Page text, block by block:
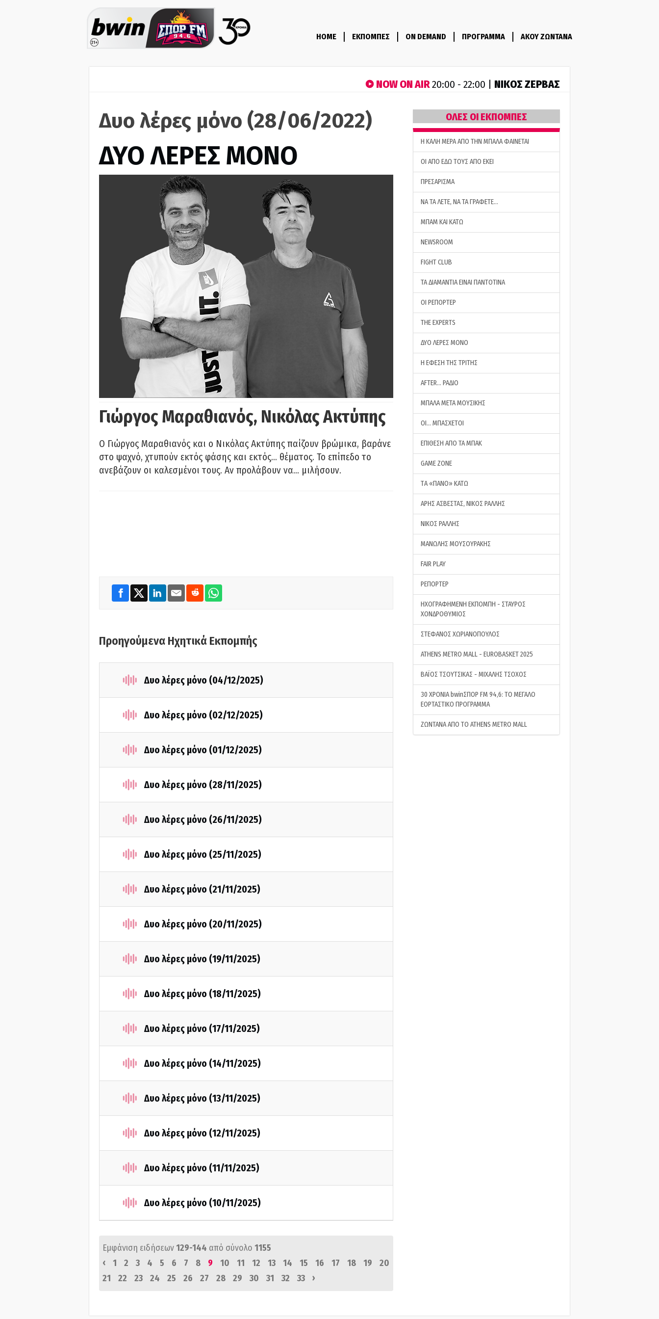
HOME ΕΚΠΟΜΠΕΣ ON DEMAND ΠΡΟΓΡΑΜΜΑ ΑΚΟΥ ΖΩΝΤΑΝΑ
NOW ON AIR20:00 - 22:00 | ΝΙΚΟΣ ΖΕΡΒΑΣ
Δυο λέρες μόνο (28/06/2022)
ΔΥΟ ΛΕΡΕΣ ΜΟΝΟ
Γιώργος Μαραθιανός, Νικόλας Ακτύπης
Ο Γιώργος Μαραθιανός και ο Νικόλας Ακτύπης παίζουν βρώμικα, βαράνε
στο ψαχνό, χτυπούν εκτός φάσης και εκτός… θέματος. Το επίπεδο το
ανεβάζουν οι καλεσμένοι τους. Αν προλάβουν να… μιλήσουν.
Προηγούμενα Ηχητικά Εκπομπής
Δυο λέρες μόνο (04/12/2025)
Δυο λέρες μόνο (02/12/2025)
Δυο λέρες μόνο (01/12/2025)
Δυο λέρες μόνο (28/11/2025)
Δυο λέρες μόνο (26/11/2025)
Δυο λέρες μόνο (25/11/2025)
Δυο λέρες μόνο (21/11/2025)
Δυο λέρες μόνο (20/11/2025)
Δυο λέρες μόνο (19/11/2025)
Δυο λέρες μόνο (18/11/2025)
Δυο λέρες μόνο (17/11/2025)
Δυο λέρες μόνο (14/11/2025)
Δυο λέρες μόνο (13/11/2025)
Δυο λέρες μόνο (12/11/2025)
Δυο λέρες μόνο (11/11/2025)
Δυο λέρες μόνο (10/11/2025)
Εμφάνιση ειδήσεων129-144 από σύνολο 1155
‹
1 2 3 4 5 6 7 8 9 10 11 12 13 14 15 16 17 18 19
20
21
22 23 24 25 26 27 28 29 30 31 32 33 ›
ΟΛΕΣ ΟΙ ΕΚΠΟΜΠΕΣ
H ΚΑΛΗ ΜΕΡΑ ΑΠΟ ΤΗΝ ΜΠΑΛΑ ΦΑΙΝΕΤΑΙ
ΟΙ ΑΠΟ ΕΔΩ ΤΟΥΣ ΑΠΟ ΕΚΕΙ
ΠΡΕΣΑΡΙΣΜΑ
ΝΑ ΤΑ ΛΕΤΕ, ΝΑ ΤΑ ΓΡΑΦΕΤΕ…
ΜΠΑΜ ΚΑΙ ΚΑΤΩ
NEWSROOM
FIGHT CLUB
ΤΑ ΔΙΑΜΑΝΤΙΑ ΕΙΝΑΙ ΠΑΝΤΟΤΙΝΑ
ΟΙ ΡΕΠΟΡΤΕΡ
THE EXPERTS
ΔΥΟ ΛΕΡΕΣ ΜΟΝΟ
Η ΕΦΕΣΗ ΤΗΣ ΤΡΙΤΗΣ
AFTER… ΡΑΔΙΟ
ΜΠΑΛΑ ΜΕΤΑ ΜΟΥΣΙΚΗΣ
ΟΙ… ΜΠΑΣΧΕΤΟΙ
ΕΠΙΘΕΣΗ ΑΠΟ ΤΑ ΜΠΑΚ
GAME ZONE
ΤA «ΠΑΝΟ» ΚΑΤΩ
ΑΡΗΣ ΑΣΒΕΣΤΑΣ, ΝΙΚΟΣ ΡΑΛΛΗΣ
ΝΙΚΟΣ ΡΑΛΛΗΣ
ΜΑΝΩΛΗΣ ΜΟΥΣΟΥΡΑΚΗΣ
FAIR PLAY
ΡΕΠΟΡΤΕΡ
ΗΧΟΓΡΑΦΗΜΕΝΗ ΕΚΠΟΜΠΗ - ΣΤΑΥΡΟΣ
ΧΟΝΔΡΟΘΥΜΙΟΣ
ΣΤΕΦΑΝΟΣ ΧΩΡΙΑΝΟΠΟΥΛΟΣ
ATHENS METRO MALL - EUROBASKET 2025
ΒΑΪΟΣ ΤΣΟΥΤΣΙΚΑΣ - ΜΙΧΑΛΗΣ ΤΣΟΧΟΣ
30 ΧΡΟΝΙΑ bwinΣΠΟΡ FM 94,6: ΤΟ ΜΕΓΑΛΟ
ΕΟΡΤΑΣΤΙΚΟ ΠΡΟΓΡΑΜΜΑ
ΖΩΝΤΑΝΑ ΑΠΟ ΤΟ ATHENS METRO MALL